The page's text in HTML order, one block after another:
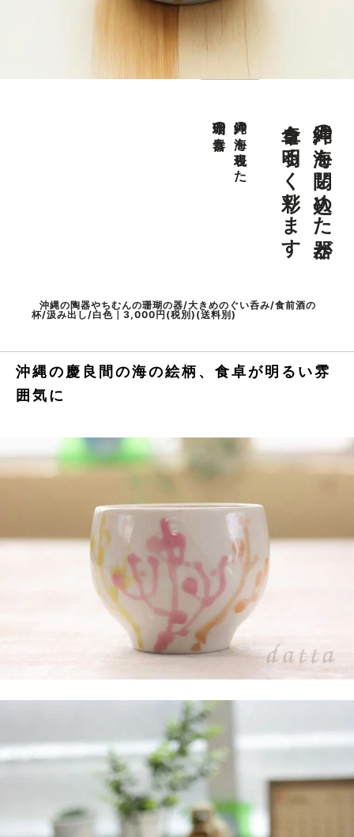
沖縄の海を閉じ込めた器が
食卓を明るく彩ります
沖縄の海を表現した
珊瑚の食器
沖縄の陶器やちむんの珊瑚の器/大きめのぐい呑み/食前酒の
杯/汲み出し/白色｜3,000円(税別)(送料別)
沖縄の慶良間の海の絵柄、食卓が明るい雰
囲気に